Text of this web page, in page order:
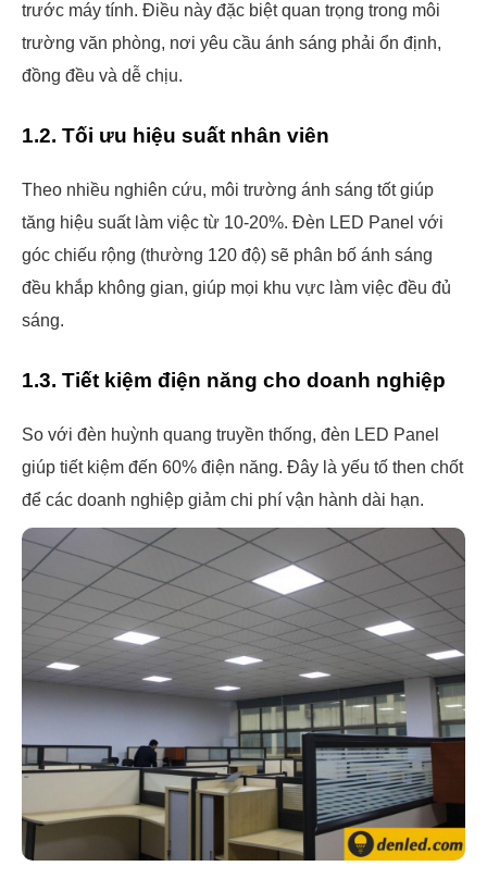
trước máy tính. Điều này đặc biệt quan trọng trong môi
trường văn phòng, nơi yêu cầu ánh sáng phải ổn định,
đồng đều và dễ chịu.
1.2. Tối ưu hiệu suất nhân viên
Theo nhiều nghiên cứu, môi trường ánh sáng tốt giúp
tăng hiệu suất làm việc từ 10-20%. Đèn LED Panel với
góc chiếu rộng (thường 120 độ) sẽ phân bố ánh sáng
đều khắp không gian, giúp mọi khu vực làm việc đều đủ
sáng.
1.3. Tiết kiệm điện năng cho doanh nghiệp
So với đèn huỳnh quang truyền thống, đèn LED Panel
giúp tiết kiệm đến 60% điện năng. Đây là yếu tố then chốt
để các doanh nghiệp giảm chi phí vận hành dài hạn.